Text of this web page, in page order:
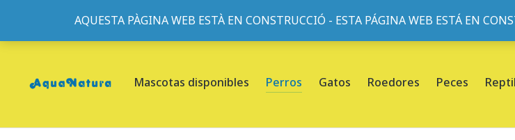
AQUESTA PÀGINA WEB ESTÀ EN CONSTRUCCIÓ - ESTA PÁGINA WEB ESTÁ EN
933095977-933152057-933103463- C/ de Roger de Flor, 45, L'Eixample, 08013 Barcelona |
Mascotas disponibles Perros Gatos Roedores Peces